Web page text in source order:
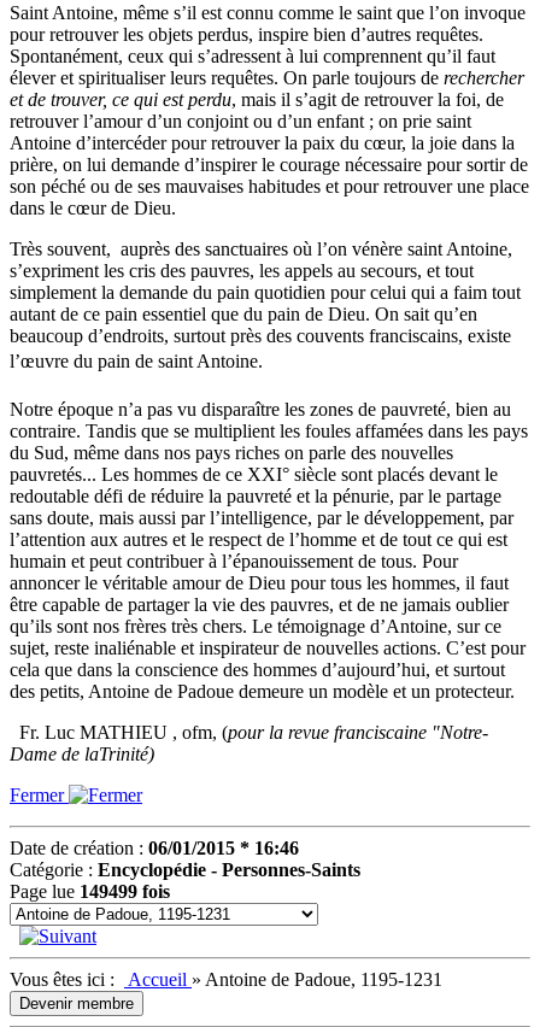
Saint Antoine, même s’il est connu comme le saint que l’on invoque
pour retrouver les objets perdus, inspire bien d’autres requêtes.
Spontanément, ceux qui s’adressent à lui comprennent qu’il faut
élever et spiritualiser leurs requêtes. On parle toujours de rechercher
et de trouver, ce qui est perdu, mais il s’agit de retrouver la foi, de
retrouver l’amour d’un conjoint ou d’un enfant ; on prie saint
Antoine d’intercéder pour retrouver la paix du cœur, la joie dans la
prière, on lui demande d’inspirer le courage nécessaire pour sortir de
son péché ou de ses mauvaises habitudes et pour retrouver une place
dans le cœur de Dieu.
Très souvent, auprès des sanctuaires où l’on vénère saint Antoine,
s’expriment les cris des pauvres, les appels au secours, et tout
simplement la demande du pain quotidien pour celui qui a faim tout
autant de ce pain essentiel que du pain de Dieu. On sait qu’en
beaucoup d’endroits, surtout près des couvents franciscains, existe
l’œuvre du pain de saint Antoine.
Notre époque n’a pas vu disparaître les zones de pauvreté, bien au
contraire. Tandis que se multiplient les foules affamées dans les pays
du Sud, même dans nos pays riches on parle des nouvelles
pauvretés... Les hommes de ce XXI° siècle sont placés devant le
redoutable défi de réduire la pauvreté et la pénurie, par le partage
sans doute, mais aussi par l’intelligence, par le développement, par
l’attention aux autres et le respect de l’homme et de tout ce qui est
humain et peut contribuer à l’épanouissement de tous. Pour
annoncer le véritable amour de Dieu pour tous les hommes, il faut
être capable de partager la vie des pauvres, et de ne jamais oublier
qu’ils sont nos frères très chers. Le témoignage d’Antoine, sur ce
sujet, reste inaliénable et inspirateur de nouvelles actions. C’est pour
cela que dans la conscience des hommes d’aujourd’hui, et surtout
des petits, Antoine de Padoue demeure un modèle et un protecteur.
Fr. Luc MATHIEU , ofm, (pour la revue franciscaine "Notre-
Dame de laTrinité)
Fermer
Date de création : 06/01/2015 * 16:46
Catégorie : Encyclopédie - Personnes-Saints
Page lue 149499 fois
Vous êtes ici : Accueil » Antoine de Padoue, 1195-1231
Devenir membre